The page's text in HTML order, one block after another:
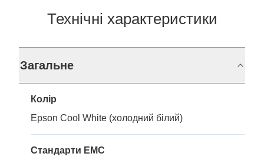
Технічні характеристики
Загальне
Колір
Epson Cool White (холодний білий)
Стандарти EMC